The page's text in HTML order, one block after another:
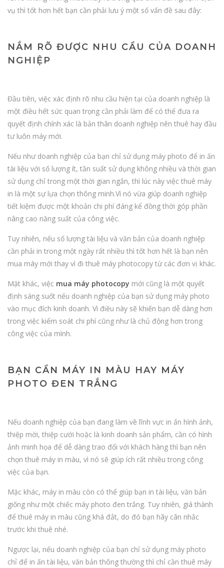
vụ thì tốt hơn hết bạn cần phải lưu ý một số vấn đề sau đây:
NẮM RÕ ĐƯỢC NHU CẦU CỦA DOANH
NGHIỆP
Đầu tiên, việc xác định rõ nhu cầu hiện tại của doanh nghiệp là
một điều hết sức quan trọng cần phải làm để có thể đưa ra
quyết định chính xác là bản thân doanh nghiệp nên thuê hay đầu
tư luôn máy mới.
Nếu như doanh nghiệp của bạn chỉ sử dụng máy photo để in ấn
tài liệu với số lượng ít, tần suất sử dụng không nhiều và thời gian
sử dụng chỉ trong một thời gian ngắn, thì lúc này việc thuê máy
in là một sự lựa chọn thông minh.Vì nó vừa giúp doanh nghiệp
tiết kiệm được một khoản chi phí đáng kể đồng thời góp phần
nâng cao năng suất của công việc.
Tuy nhiên, nếu số lượng tài liệu và văn bản của doanh nghiệp
cần phải in trong một ngày rất nhiều thì tốt hơn hết là bạn nên
mua máy mới thay vì đi thuê máy photocopy từ các đơn vị khác.
Mặt khác, việc mua máy photocopy mới cũng là một quyết
định sáng suốt nếu doanh nghiệp của bạn sử dụng máy photo
vào mục đích kinh doanh. Vì điều này sẽ khiến bạn dễ dàng hơn
trong việc kiểm soát chi phí cũng như là chủ động hơn trong
công việc của mình.
BẠN CẦN MÁY IN MÀU HAY MÁY
PHOTO ĐEN TRẮNG
Nếu doanh nghiệp của bạn đang làm về lĩnh vực in ấn hình ảnh,
thiệp mời, thiệp cưới hoặc là kinh doanh sản phẩm, cần có hình
ảnh minh họa để dễ dàng trao đổi với khách hàng thì bạn nên
chọn thuê máy in màu, vì nó sẽ giúp ích rất nhiều trong công
việc của bạn.
Mặc khác, máy in màu còn có thể giúp bạn in tài liệu, văn bản
giống như một chiếc máy photo đen trắng. Tuy nhiên, giá thành
để thuê máy in màu cũng khá đắt, do đó bạn hãy cân nhắc
trước khi thuê nhé.
Ngược lại, nếu doanh nghiệp của bạn chỉ sử dụng máy photo
chỉ để in ấn tài liệu, văn bản thông thường thì chỉ cần thuê máy